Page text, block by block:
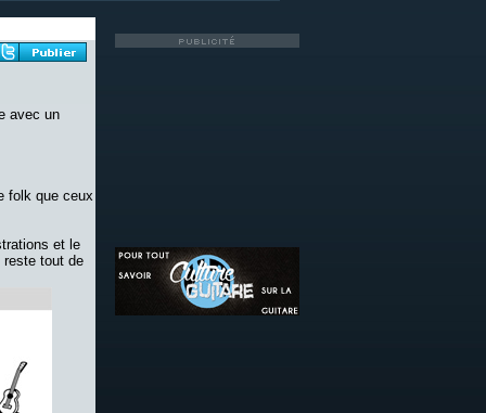
avec un
folk que ceux
et le
reste tout de